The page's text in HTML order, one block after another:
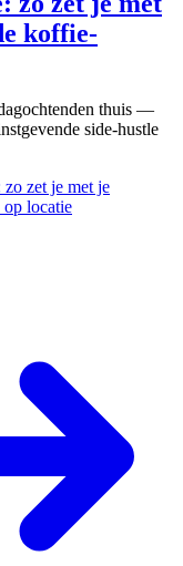
koffie-
thuis —
side-hustle
zet je met je
op locatie